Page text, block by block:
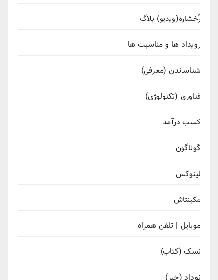
رُخشاره(ویدیو) بلاگ
رویداد ها و مناسبت ها
شناساندن (معرفی)
فناوری (تکنولوژی)
کسب درآمد
گوناگون
لینوکس
مکینتاش
موبایل | تلفن همراه
نسک (کتاب)
نوداد (خبر)